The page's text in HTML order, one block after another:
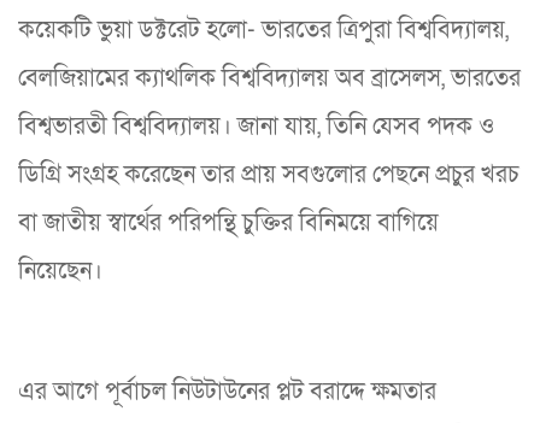
কয়েকটি ভুয়া ডক্টরেট হলো- ভারতের ত্রিপুরা বিশ্ববিদ্যালয়,
বেলজিয়ামের ক্যাথলিক বিশ্ববিদ্যালয় অব ব্রাসেলস, ভারতের
বিশ্বভারতী বিশ্ববিদ্যালয়। জানা যায়, তিনি যেসব পদক ও
ডিগ্রি সংগ্রহ করেছেন তার প্রায় সবগুলোর পেছনে প্রচুর খরচ
বা জাতীয় স্বার্থের পরিপন্থি চুক্তির বিনিময়ে বাগিয়ে
নিয়েছেন।
এর আগে পূর্বাচল নিউটাউনের প্লট বরাদ্দে ক্ষমতার